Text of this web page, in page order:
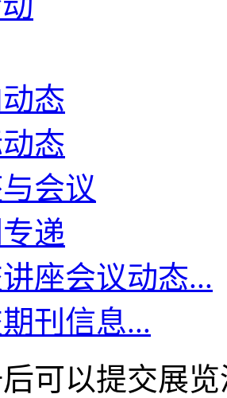
态
态
会议
递
座会议动态...
刊信息...
可以提交展